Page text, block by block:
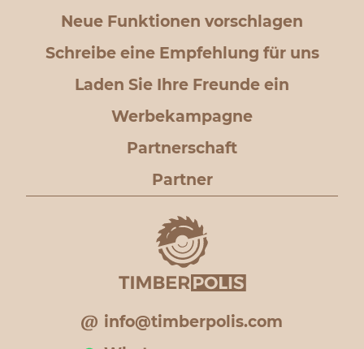
Neue Funktionen vorschlagen
Schreibe eine Empfehlung für uns
Laden Sie Ihre Freunde ein
Werbekampagne
Partnerschaft
Partner
info@timberpolis.com